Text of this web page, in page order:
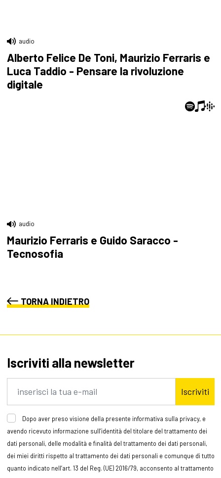
audio
Alberto Felice De Toni, Maurizio Ferraris e
Luca Taddio - Pensare la rivoluzione
digitale
audio
Maurizio Ferraris e Guido Saracco -
Tecnosofia
TORNA INDIETRO
Iscriviti alla newsletter
Iscriviti
Dopo aver preso visione della presente informativa sulla privacy, e
avendo ricevuto informazione sull’identità del titolare del trattamento dei
dati personali, delle modalità e finalità del trattamento dei dati personali,
dei miei diritti rispetto al trattamento dei dati personali e comunque di tutto
quanto indicato nell’art. 13 del Reg. (UE) 2016/79, acconsento al trattamento